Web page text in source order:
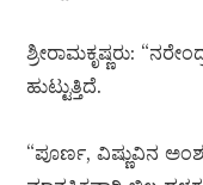
ಶ್ರೀರಾಮಕೃಷ್ಣರು:
ಹುಟ್ಟುತ್ತಿದೆ.
“ಪೂರ್ಣ, ವಿಷ್ಣುವಿನ